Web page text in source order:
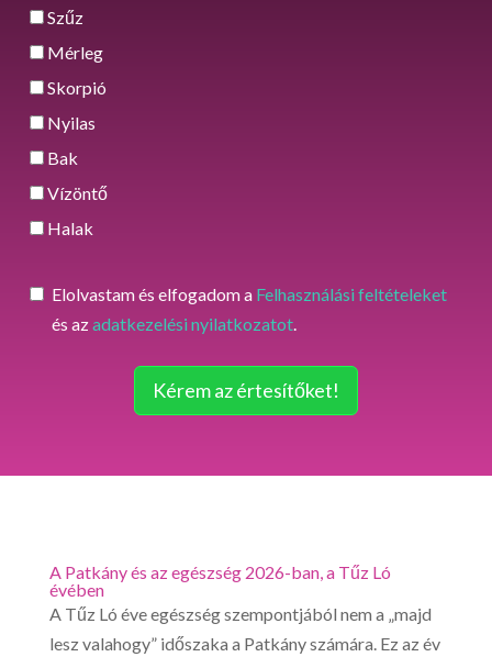
Szűz
Mérleg
Skorpió
Nyilas
Bak
Vízöntő
Halak
Elolvastam és elfogadom a Felhasználási feltételeket
és azadatkezelési nyilatkozatot.
Kérem az értesítőket!
A Patkány és az egészség 2026-ban, a Tűz Ló
évében
A Tűz Ló éve egészség szempontjából nem a „majd
lesz valahogy” időszaka a Patkány számára. Ez az év